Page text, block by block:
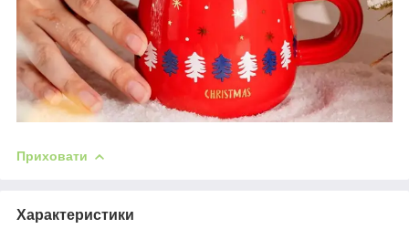
Приховати
Характеристики